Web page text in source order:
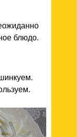
блюдо.